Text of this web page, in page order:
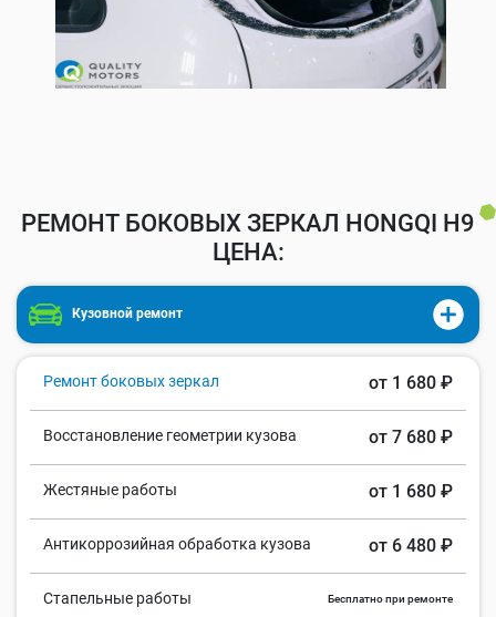
РЕМОНТ БОКОВЫХ ЗЕРКАЛ HONGQI H9
ЦЕНА:
Кузовной ремонт
Ремонт боковых зеркал от 1 680 ₽
Восстановление геометрии кузова от 7 680 ₽
Жестяные работы от 1 680 ₽
Антикоррозийная обработка кузова от 6 480 ₽
Стапельные работы Бесплатно при ремонте